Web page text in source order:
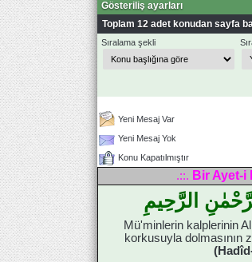
Gösteriliş ayarları
Toplam 12 adet konudan sayfa
Sıralama şekli
Yeni Mesaj Var
Yeni Mesaj Yok
Konu Kapatılmıştır
.::. Bir Ayet-i
الرَّحِيمِ
Mü'minlerin kalplerinin
korkusuyla dolmasının